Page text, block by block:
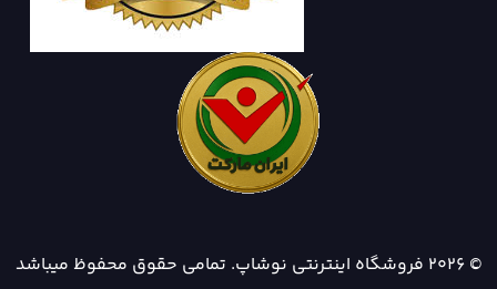
© 2026 فروشگاه اینترنتی نوشاپ. تمامی حقوق محفوظ میباشد